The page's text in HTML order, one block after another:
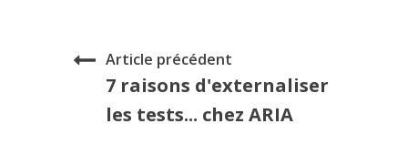
Article précédent
7 raisons d'externaliser
les tests... chez ARIA